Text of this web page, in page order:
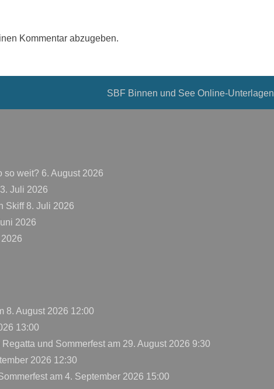
Kommentar abzugeben.
SBF Binnen und See Online-Unterlagen
so weit? 6. August 2026
Juli 2026
Skiff 8. Juli 2026
2026
8. August 2026 12:00
13:00
und Sommerfest am 29. August 2026 9:30
2026 12:30
am 4. September 2026 15:00